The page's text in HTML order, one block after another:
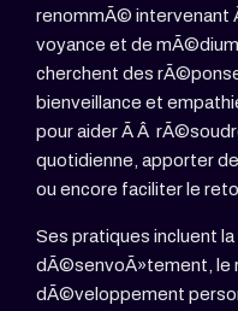
renommÃ© intervenant
voyance et de
cherchent des
bienveillance et
pour aider Ã Â
quotidienne, apporter
ou encore faciliter le
Ses pratiques incluent
dÃ©senvoÃ»tement, le
dÃ©veloppement